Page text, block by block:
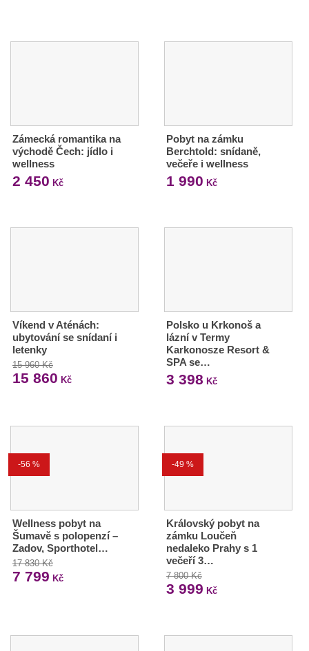
Zámecká romantika na
východě Čech: jídlo i
wellness
2 450 Kč
Pobyt na zámku
Berchtold: snídaně,
večeře i wellness
1 990 Kč
Víkend v Aténách:
ubytování se snídaní i
letenky
15 960 Kč
15 860 Kč
Polsko u Krkonoš a
lázní v Termy
Karkonosze Resort &
SPA se…
3 398 Kč
-56 %
Wellness pobyt na
Šumavě s polopenzí –
Zadov, Sporthotel…
17 830 Kč
7 799 Kč
-49 %
Královský pobyt na
zámku Loučeň
nedaleko Prahy s 1
večeří 3…
7 800 Kč
3 999 Kč